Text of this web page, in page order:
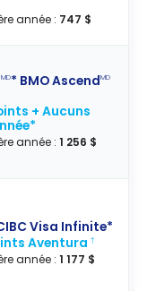
année : 747 $
MD* BMO AscendMD
+ Aucuns
année : 1 256 $
Visa Infinite*
Aventura†
année : 1 177 $